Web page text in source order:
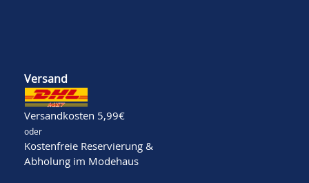
Versand
Versandkosten 5,99€
oder
Kostenfreie Reservierung &
Abholung im Modehaus